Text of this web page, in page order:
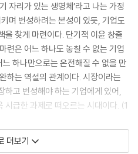
자리가 있는 생명체’라고 나는 가정
며 번성하려는 본성이 있듯, 기업도
을 찾게 마련이다. 단기적 이윤 창출
련은 어느 하나도 놓칠 수 없는 기업
하나만으로는 온전해질 수 없을 만
하는 역설의 관계이다. 시장이라는
하고 번성해야 하는 기업에게 있어,
시급한 과제로 떠오르는 시대이다. (1
생존 조건을 감내하며 사업을 하는
더보기